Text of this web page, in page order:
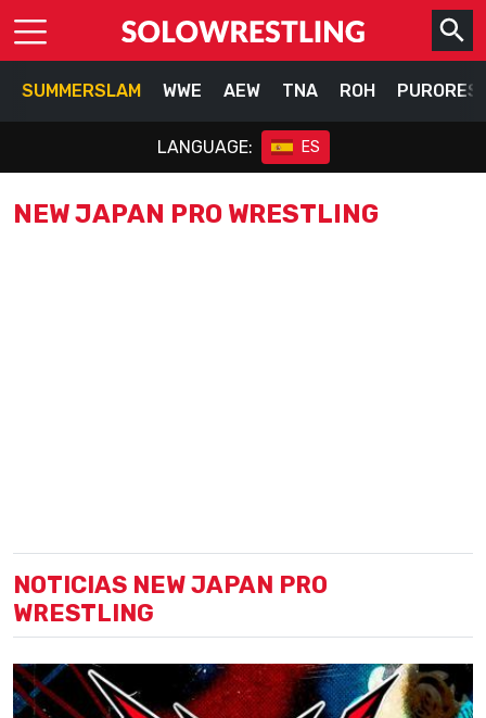
SUMMERSLAM WWE AEW TNA ROH
LANGUAGE: ES
NEW JAPAN PRO WRESTLING
NOTICIAS NEW JAPAN PRO
WRESTLING